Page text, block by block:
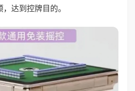
达到控牌目的。